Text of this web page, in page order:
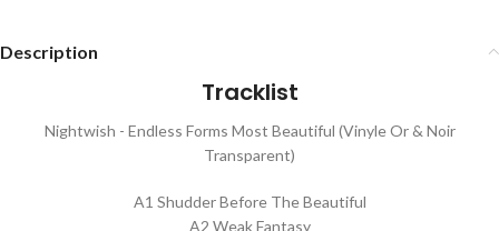
Description
Tracklist
Nightwish - Endless Forms Most Beautiful (Vinyle Or & Noir
Transparent)
A1 Shudder Before The Beautiful
A2 Weak Fantasy